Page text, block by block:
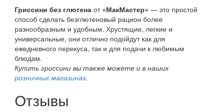
Гриссини без глютена от «МакМастер» — это простой
способ сделать безглютеновый рацион более
разнообразным и удобным. Хрустящие, легкие и
универсальные, они отлично подойдут как для
ежедневного перекуса, так и для подачи к любимым
блюдам.
Купить гриссини вы также можете и в наших
розничных магазинах.
Отзывы